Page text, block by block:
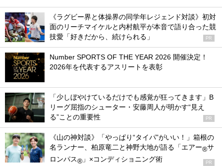
《ラグビー界と体操界の同学年レジェンド対談》初対
面のリーチマイケルと内村航平が本音で語り合った競
技愛「好きだから、続けられる」
PR
Number SPORTS OF THE YEAR 2026 開催決定！
2026年を代表するアスリートを表彰
「少しぼやけているだけでも感覚が狂ってきます」B
リーグ屈指のシューター・安藤周人が明かす“見え
る”ことの重要性
PR
《山の神対談》「やっぱり“タイパ”がいい！」箱根の
名ランナー、柏原竜二と神野大地が語る「エアー®サ
ロンパス® 」×コンディショニング術 PR